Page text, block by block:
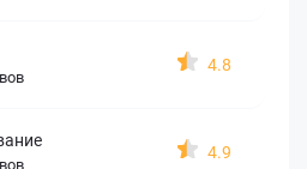
4.8
4.9